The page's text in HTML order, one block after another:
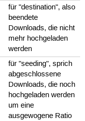
für "destination", also
beendete
Downloads, die nicht
mehr hochgeladen
werden
für "seeding", sprich
abgeschlossene
Downloads, die noch
hochgeladen werden
um eine
ausgewogene Ratio